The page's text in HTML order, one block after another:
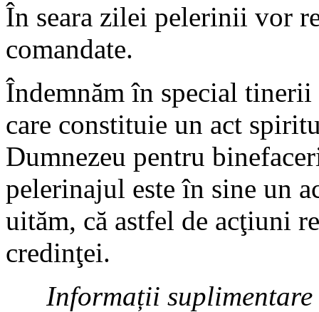
În seara zilei pelerinii vor
comandate.
Îndemnăm în special tinerii
care constituie un act
Dumnezeu pentru
pelerinajul este în sine un
uităm, că astfel de acţiuni
credinţei.
Informații